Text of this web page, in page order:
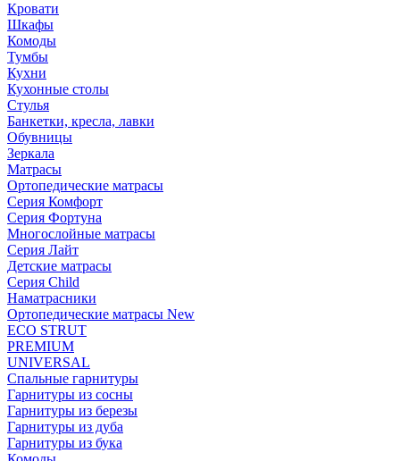
Кровати
Шкафы
Комоды
Тумбы
Кухни
Кухонные столы
Стулья
Банкетки, кресла, лавки
Обувницы
Зеркала
Матрасы
Ортопедические матрасы
Серия Комфорт
Серия Фортуна
Многослойные матрасы
Серия Лайт
Детские матрасы
Серия Child
Наматрасники
Ортопедические матрасы New
ECO STRUT
PREMIUM
UNIVERSAL
Спальные гарнитуры
Гарнитуры из сосны
Гарнитуры из березы
Гарнитуры из дуба
Гарнитуры из бука